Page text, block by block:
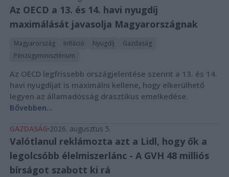
Az OECD a 13. és 14. havi nyugdíj
maximálását javasolja Magyarországnak
Magyarország Infláció Nyugdíj
Gazdaság
Pénzügyminisztérium
Az OECD legfrissebb országjelentése szerint a 13. és 14.
havi nyugdíjat is maximálni kellene, hogy elkerülhető
legyen az államadósság drasztikus emelkedése.
Bővebben...
GAZDASÁG 2026. augusztus 5.
Valótlanul reklámozta azt a Lidl, hogy ők a
legolcsóbb élelmiszerlánc - A GVH 48 milliós
bírságot szabott ki rá